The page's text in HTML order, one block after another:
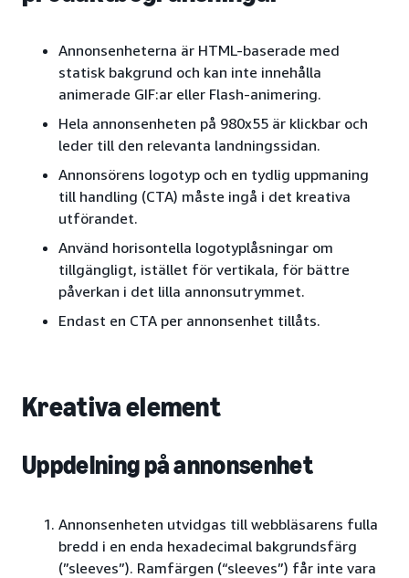
Annonsenheterna är HTML-baserade med
statisk bakgrund och kan inte innehålla
animerade GIF:ar eller Flash-animering.
Hela annonsenheten på 980x55 är klickbar och
leder till den relevanta landningssidan.
Annonsörens logotyp och en tydlig uppmaning
till handling (CTA) måste ingå i det kreativa
utförandet.
Använd horisontella logotyplåsningar om
tillgängligt, istället för vertikala, för bättre
påverkan i det lilla annonsutrymmet.
Endast en CTA per annonsenhet tillåts.
Kreativa element
Uppdelning på annonsenhet
Annonsenheten utvidgas till webbläsarens fulla
bredd i en enda hexadecimal bakgrundsfärg
(”sleeves”). Ramfärgen (“sleeves”) får inte vara